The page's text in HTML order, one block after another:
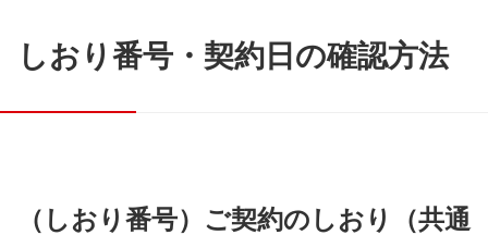
しおり番号・契約日の確認方法
（しおり番号）ご契約のしおり（共通